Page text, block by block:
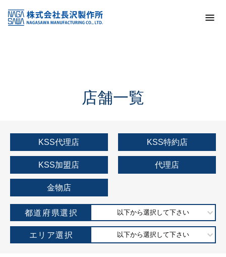
KSS加盟店・取扱店情報
店舗一覧
店舗一覧
KSS代理店 KSS特約店
KSS加盟店 代理店
金物店
都道府県選択 以下から選択して下さい
エリア選択 以下から選択して下さい